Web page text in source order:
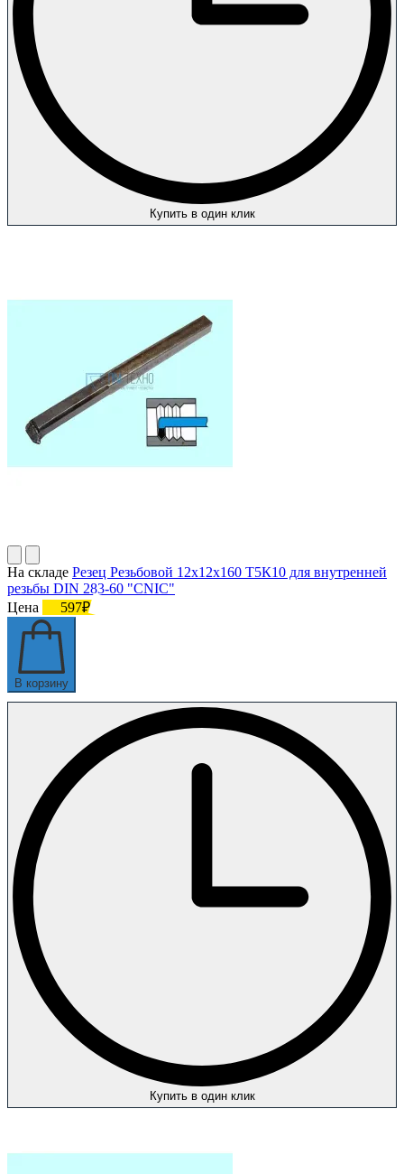
Купить в один клик
На складе Резец Резьбовой 12х12х160 Т5К10 для внутренней
резьбы DIN 283-60 "CNIC"
Цена
597₽
В корзину
Купить в один клик